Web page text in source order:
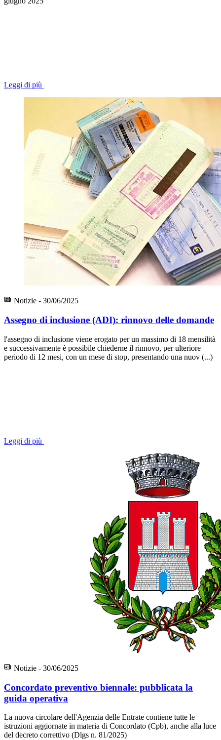
Leggi di più
Notizie - 30/06/2025
Assegno di inclusione (ADI): rinnovo delle domande
l'assegno di inclusione viene erogato per un massimo di 18 mensilità
e successivamente è possibile chiederne il rinnovo, per ulteriore
periodo di 12 mesi, con un mese di stop, presentando una nuov (...)
Leggi di più
Notizie - 30/06/2025
Concordato preventivo biennale: pubblicata la
guida operativa
La nuova circolare dell'Agenzia delle Entrate contiene tutte le
istruzioni aggiornate in materia di Concordato (Cpb), anche alla luce
del decreto correttivo (Dlgs n. 81/2025)